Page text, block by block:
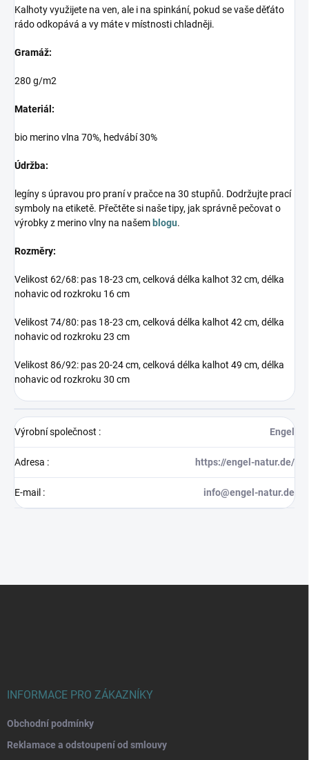
Kalhoty využijete na ven, ale i na spinkání, pokud se vaše děťáto
rádo odkopává a vy máte v místnosti chladněji.
Gramáž:
280 g/m2
Materiál:
bio merino vlna 70%, hedvábí 30%
Údržba:
legíny s úpravou pro praní v pračce na 30 stupňů. Dodržujte prací
symboly na etiketě. Přečtěte si naše tipy, jak správně pečovat o
výrobky z merino vlny na našem blogu.
Rozměry:
Velikost 62/68: pas 18-23 cm, celková délka kalhot 32 cm, délka
nohavic od rozkroku 16 cm
Velikost 74/80: pas 18-23 cm, celková délka kalhot 42 cm, délka
nohavic od rozkroku 23 cm
Velikost 86/92: pas 20-24 cm, celková délka kalhot 49 cm, délka
nohavic od rozkroku 30 cm
Výrobní společnost : Engel
Adresa : https://engel-natur.de/
E-mail : info@engel-natur.de
INFORMACE PRO ZÁKAZNÍKY
Obchodní podmínky
Reklamace a odstoupení od smlouvy